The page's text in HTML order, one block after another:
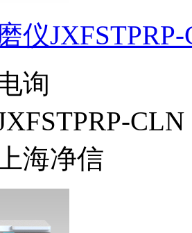
仪JXFSTPRP-
询
CLN
海净信